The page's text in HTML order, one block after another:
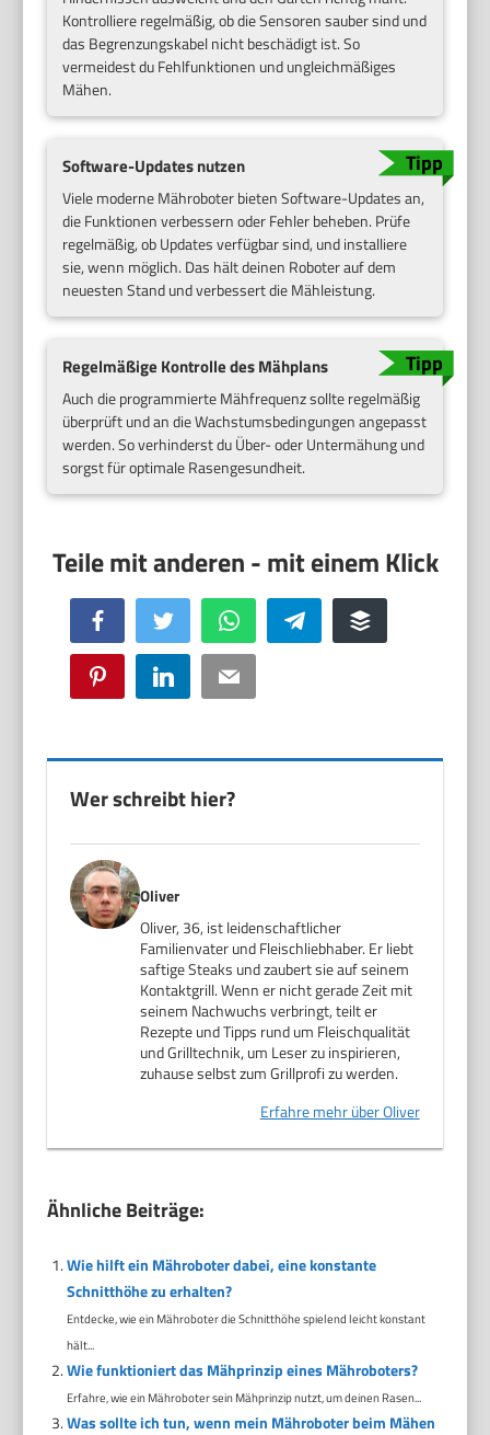
Kontrolliere regelmäßig, ob die Sensoren sauber sind und
das Begrenzungskabel nicht beschädigt ist. So
vermeidest du Fehlfunktionen und ungleichmäßiges
Mähen.
Software-Updates nutzen
Viele moderne Mähroboter bieten Software-Updates an,
die Funktionen verbessern oder Fehler beheben. Prüfe
regelmäßig, ob Updates verfügbar sind, und installiere
sie, wenn möglich. Das hält deinen Roboter auf dem
neuesten Stand und verbessert die Mähleistung.
Regelmäßige Kontrolle des Mähplans
Auch die programmierte Mähfrequenz sollte regelmäßig
überprüft und an die Wachstumsbedingungen angepasst
werden. So verhinderst du Über- oder Untermähung und
sorgst für optimale Rasengesundheit.
Facebook Twitter WhatsApp Telegram Buffer
Pinterest LinkedIn Email
Wer schreibt hier?
Oliver
Oliver, 36, ist leidenschaftlicher
Familienvater und Fleischliebhaber. Er liebt
saftige Steaks und zaubert sie auf seinem
Kontaktgrill. Wenn er nicht gerade Zeit mit
seinem Nachwuchs verbringt, teilt er
Rezepte und Tipps rund um Fleischqualität
und Grilltechnik, um Leser zu inspirieren,
zuhause selbst zum Grillprofi zu werden.
Erfahre mehr über Oliver
Ähnliche Beiträge:
Wie hilft ein Mähroboter dabei, eine konstante
Schnitthöhe zu erhalten?
Entdecke, wie ein Mähroboter die Schnitthöhe spielend leicht konstant
hält...
Wie funktioniert das Mähprinzip eines Mähroboters?
Erfahre, wie ein Mähroboter sein Mähprinzip nutzt, um deinen Rasen...
Was sollte ich tun, wenn mein Mähroboter beim Mähen